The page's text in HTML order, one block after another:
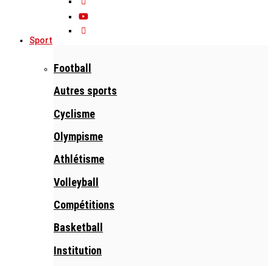
Sport
Football
Autres sports
Cyclisme
Olympisme
Athlétisme
Volleyball
Compétitions
Basketball
Institution